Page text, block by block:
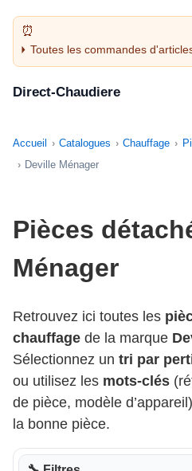
Toutes les commandes
avant 14H sont expédiées le
Direct-Chaudiere
Accueil Catalogues Chauffage
Deville Ménager
Pièces
Ménager
Retrouvez ici toutes les
chauffage de la marque
Sélectionnez un tri par
ou utilisez les mots-clés
de pièce, modèle
la bonne pièce.